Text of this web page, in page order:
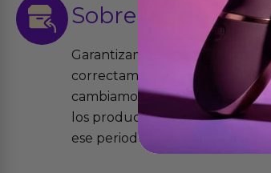
Sobre las
Garantizamos que los
correctamente y que si
cambiamos sin costo alguno.
los productos tienen garantía
ese periodo pero no por mal